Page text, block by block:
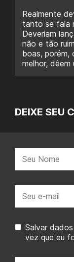
Realmente
tanto se fala
Deveriam
não e tão
boas, porém,
melhor, dêem
DEIXE SEU
mail:
Salvar
vez que eu